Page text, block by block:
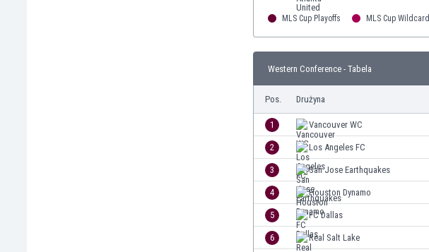
MLS Cup Playoffs MLS Cup Wildcard
Western Conference - Tabela
Pos. Drużyna
1 Vancouver WC
2 Los Angeles FC
3 San Jose Earthquakes
4 Houston Dynamo
5 FC Dallas
6 Real Salt Lake